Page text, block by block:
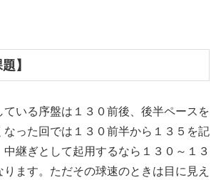
】
いる序盤は１３０前後、後半ペースを
なった回では１３０前半から１３５を記
継ぎとして起用するなら１３０～１３
ります。ただその球速のときは目に見え